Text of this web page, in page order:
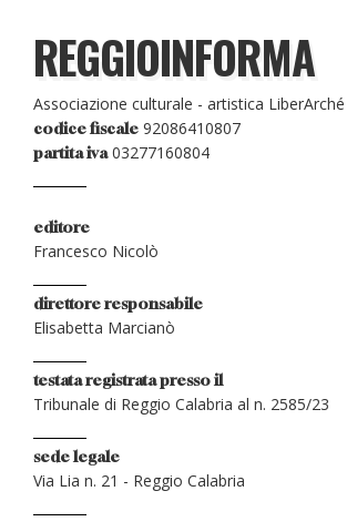
REGGIOINFORMA
Associazione culturale - artistica LiberArché
codice fiscale 92086410807
partita iva03277160804
editore
Francesco Nicolò
direttore responsabile
Elisabetta Marcianò
testata registrata presso il
Tribunale di Reggio Calabria al n. 2585/23
sede legale
Via Lia n. 21 - Reggio Calabria